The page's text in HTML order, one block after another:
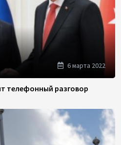
6 марта 2022
телефонный разговор